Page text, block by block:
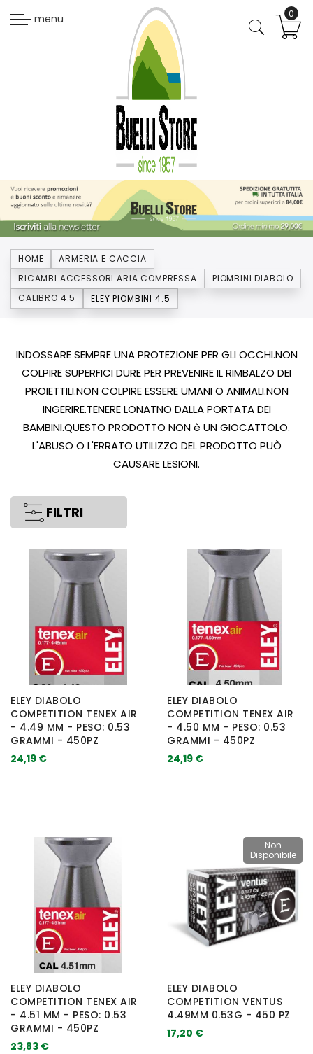
menu
HOME
ARMERIA E CACCIA
RICAMBI ACCESSORI ARIA COMPRESSA
PIOMBINI DIABOLO
CALIBRO 4.5
ELEY PIOMBINI 4.5
INDOSSARE SEMPRE UNA PROTEZIONE PER GLI OCCHI.NON
COLPIRE SUPERFICI DURE PER PREVENIRE IL RIMBALZO DEI
PROIETTILI.NON COLPIRE ESSERE UMANI O ANIMALI.NON
INGERIRE.TENERE LONATNO DALLA PORTATA DEI
BAMBINI.QUESTO PRODOTTO NON è UN GIOCATTOLO.
L'ABUSO O L'ERRATO UTILIZZO DEL PRODOTTO PUÒ
CAUSARE LESIONI.
FILTRI
ELEY DIABOLO
COMPETITION TENEX AIR
- 4.49 MM - PESO: 0.53
GRAMMI - 450PZ
24,19 €
ELEY DIABOLO
COMPETITION TENEX AIR
- 4.50 MM - PESO: 0.53
GRAMMI - 450PZ
24,19 €
ELEY DIABOLO
COMPETITION TENEX AIR
- 4.51 MM - PESO: 0.53
GRAMMI - 450PZ
23,83 €
Non
Disponibile
ELEY DIABOLO
COMPETITION VENTUS
4.49MM 0.53G - 450 PZ
17,20 €